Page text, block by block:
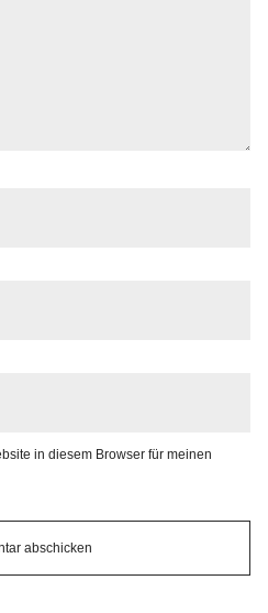
in diesem Browser für meinen